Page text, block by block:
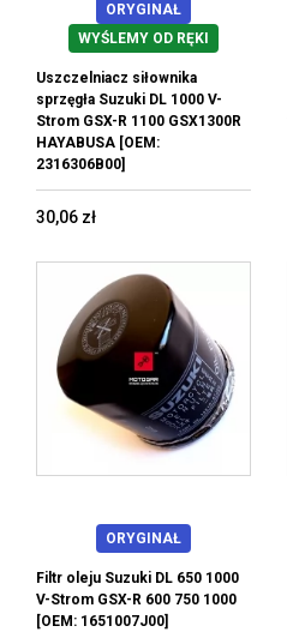
ORYGINAŁ
WYŚLEMY OD RĘKI
Uszczelniacz siłownika
sprzęgła Suzuki DL 1000 V-
Strom GSX-R 1100 GSX1300R
HAYABUSA [OEM:
2316306B00]
30,06 zł
ORYGINAŁ
Filtr oleju Suzuki DL 650 1000
V-Strom GSX-R 600 750 1000
[OEM: 1651007J00]